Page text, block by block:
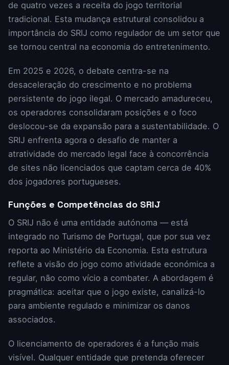
de quatro vezes a receita do jogo territorial
tradicional. Esta mudança estrutural consolidou a
importância do SRIJ como regulador de um setor que
se tornou central na economia do entretenimento.
Em 2025 e 2026, o debate centra-se na
desaceleração do crescimento e no problema
persistente do jogo ilegal. O mercado amadureceu,
os operadores consolidaram posições e o foco
deslocou-se da expansão para a sustentabilidade. O
SRIJ enfrenta agora o desafio de manter a
atratividade do mercado legal face à concorrência
de sites não licenciados que captam cerca de 40%
dos jogadores portugueses.
Funções e Competências do SRIJ
O SRIJ não é uma entidade autónoma — está
integrado no Turismo de Portugal, que por sua vez
reporta ao Ministério da Economia. Esta estrutura
reflete a visão do jogo como atividade económica a
regular, não como vício a combater. A abordagem é
pragmática: aceitar que o jogo existe, canalizá-lo
para ambiente regulado e minimizar os danos
associados.
O licenciamento de operadores é a função mais
visível. Qualquer entidade que pretenda oferecer